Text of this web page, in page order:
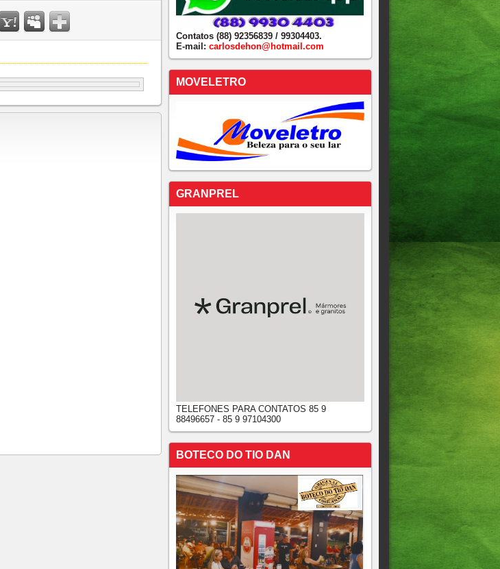
Contatos (88) 92356839 / 99304403.
E-mail: carlosdehon@hotmail.com
MOVELETRO
GRANPREL
TELEFONES PARA CONTATOS 85 9
88496657 - 85 9 97104300
BOTECO DO TIO DAN